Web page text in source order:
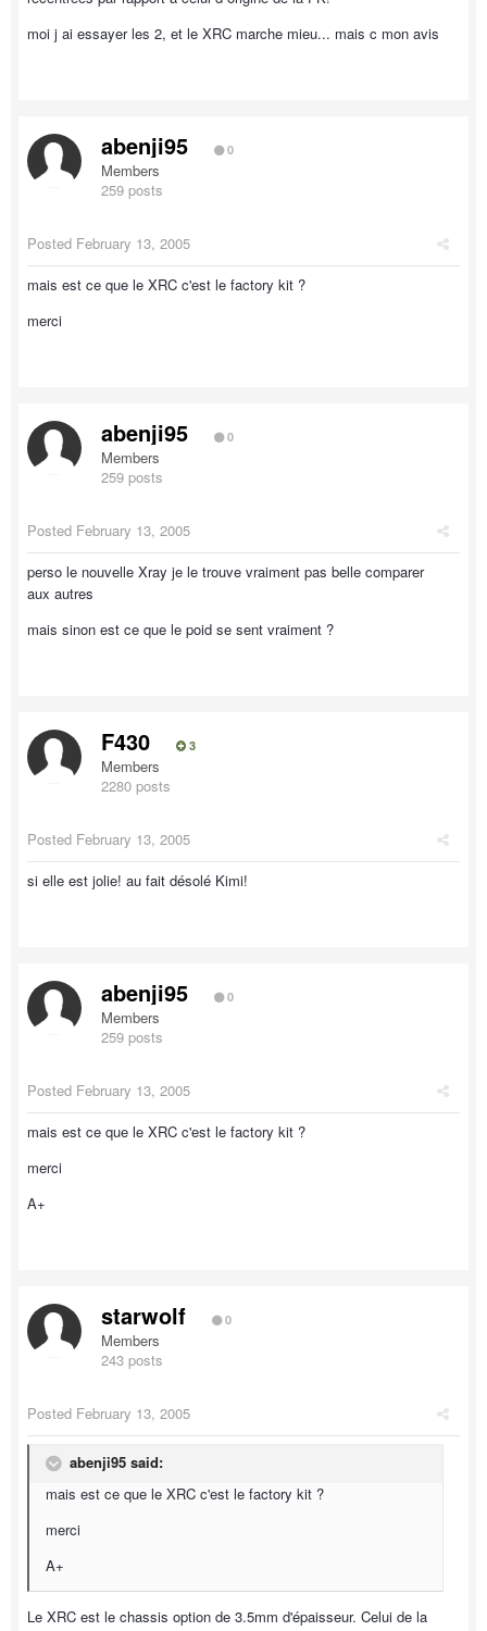
moi j ai essayer les 2, et le XRC marche mieu... mais c mon avis
abenji95 0
Members
259 posts
Posted February 13, 2005
mais est ce que le XRC c'est le factory kit ?
merci
abenji95 0
Members
259 posts
Posted February 13, 2005
perso le nouvelle Xray je le trouve vraiment pas belle comparer
aux autres
mais sinon est ce que le poid se sent vraiment ?
F430 3
Members
2280 posts
Posted February 13, 2005
si elle est jolie! au fait désolé Kimi!
abenji95 0
Members
259 posts
Posted February 13, 2005
mais est ce que le XRC c'est le factory kit ?
merci
A+
starwolf 0
Members
243 posts
Posted February 13, 2005
abenji95 said:
mais est ce que le XRC c'est le factory kit ?
merci
A+
Le XRC est le chassis option de 3.5mm d'épaisseur. Celui de la